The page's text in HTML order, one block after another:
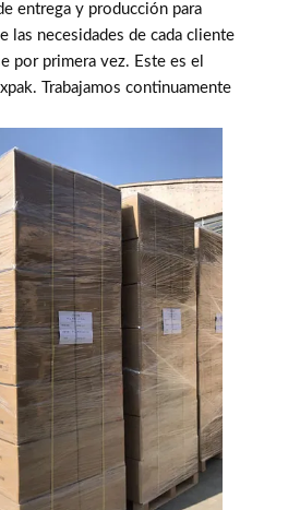
entrega y producción para
las necesidades de cada cliente
por primera vez. Este es el
Trabajamos continuamente